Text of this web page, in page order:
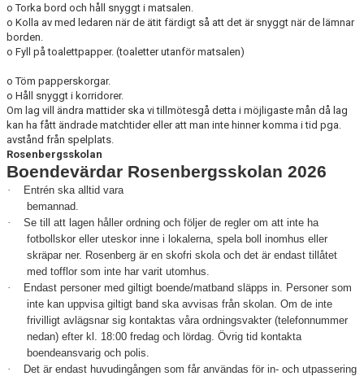
o Torka bord och håll snyggt i matsalen.
o Kolla av med ledaren när de ätit färdigt så att det är snyggt när de lämnar
borden.
o Fyll på toalettpapper. (toaletter utanför matsalen)
o Töm papperskorgar.
o Håll snyggt i korridorer.
Om lag vill ändra mattider ska vi tillmötesgå detta i möjligaste mån då lag
kan ha fått ändrade matchtider eller att man inte hinner komma i tid pga.
avstånd från spelplats.
Rosenbergsskolan
Boendevärdar Rosenbergsskolan 2026
·
Entrén ska alltid vara
bemannad.
·
Se till att lagen håller ordning och följer de regler om att inte ha
fotbollskor eller uteskor inne i lokalerna, spela boll inomhus eller
skräpar ner. Rosenberg är en skofri skola och det är endast tillåtet
med tofflor som inte har varit utomhus.
·
Endast personer med giltigt boende/matband släpps in. Personer som
inte kan uppvisa giltigt band ska avvisas från skolan. Om de inte
frivilligt avlägsnar sig kontaktas våra ordningsvakter (telefonnummer
nedan) efter kl. 18:00 fredag och lördag. Övrig tid kontakta
boendeansvarig och polis.
·
Det är endast huvudingången som får användas för in- och utpassering